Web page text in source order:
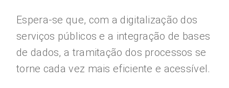
Espera-se que, com a digitalização dos
serviços públicos e a integração de bases
de dados, a tramitação dos processos se
torne cada vez mais eficiente e acessível.